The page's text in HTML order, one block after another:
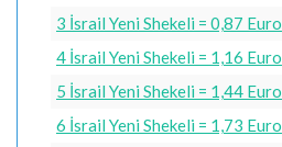
3 İsrail Yeni Shekeli = 0,87 Euro
4 İsrail Yeni Shekeli = 1,16 Euro
5 İsrail Yeni Shekeli = 1,44 Euro
6 İsrail Yeni Shekeli = 1,73 Euro